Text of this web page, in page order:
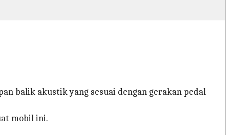
balik akustik yang sesuai dengan gerakan pedal
mobil ini.